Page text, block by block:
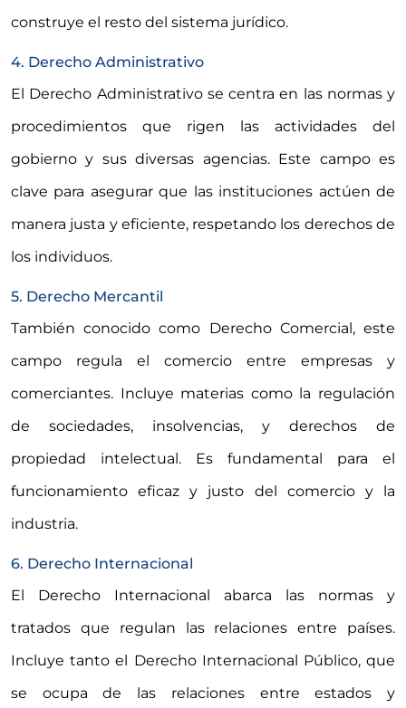
construye el resto del sistema jurídico.
4. Derecho Administrativo
El Derecho Administrativo se centra en las normas y
procedimientos que rigen las actividades del
gobierno y sus diversas agencias. Este campo es
clave para asegurar que las instituciones actúen de
manera justa y eficiente, respetando los derechos de
los individuos.
5. Derecho Mercantil
También conocido como Derecho Comercial, este
campo regula el comercio entre empresas y
comerciantes. Incluye materias como la regulación
de sociedades, insolvencias, y derechos de
propiedad intelectual. Es fundamental para el
funcionamiento eficaz y justo del comercio y la
industria.
6. Derecho Internacional
El Derecho Internacional abarca las normas y
tratados que regulan las relaciones entre países.
Incluye tanto el Derecho Internacional Público, que
se ocupa de las relaciones entre estados y